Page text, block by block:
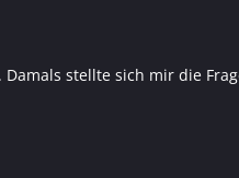
stellte sich mir die